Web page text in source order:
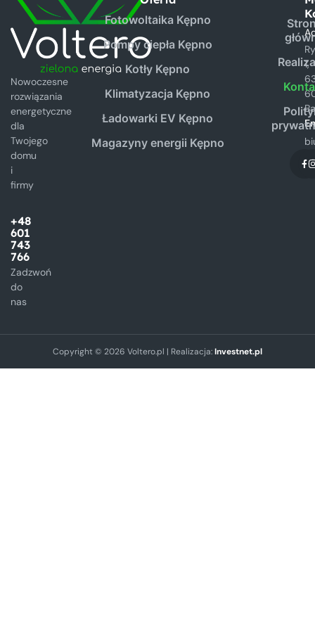
Nowoczesne
rozwiązania
energetyczne
dla
Twojego
domu
i
firmy
+48
601
743
766
Zadzwoń
do
nas
Fotowoltaika Kępno
Pompy ciepła Kępno
Kotły Kępno
Klimatyzacja Kępno
Ładowarki EV Kępno
Magazyny energii Kępno
1,
Copyright © 2026 Voltero.pl | Realizacja:Investnet.pl